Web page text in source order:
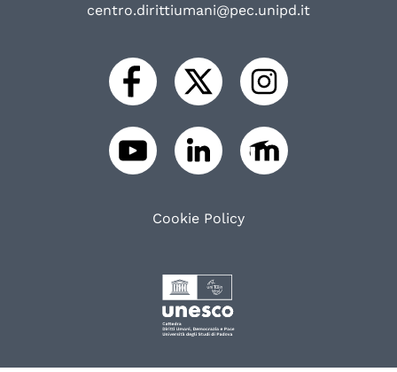
centro.dirittiumani@pec.unipd.it
Cookie Policy